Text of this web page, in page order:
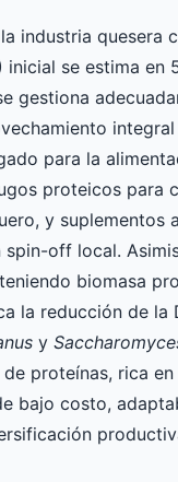
industria quesera
se estima en
gestiona
para la
proteicos para
y suplementos
off local.
biomasa
la reducción de
y
proteínas, rica
bajo costo,